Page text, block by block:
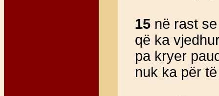
15në rast se
që ka
pa kryer
nuk ka për